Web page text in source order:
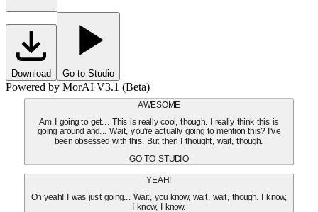
Download Go to Studio
Powered by MorAI V3.1 (Beta)
AWESOME
Am I going to get... This is really cool, though. I really think this is
going around and... Wait, you're actually going to mention this? I've
been obsessed with this. But then I thought, wait, though.
GO TO STUDIO
YEAH!
Oh yeah! I was just going... Wait, you know, wait, wait, though. I know,
I know, I know.